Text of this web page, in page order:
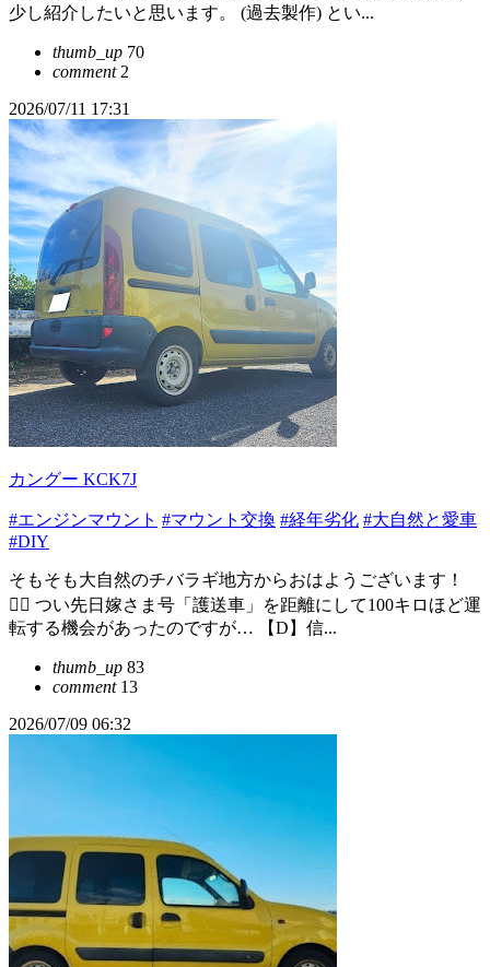
少し紹介したいと思います。 (過去製作) とい...
thumb_up 70
comment2
2026/07/11 17:31
カングー KCK7J
#エンジンマウント #マウント交換 #経年劣化 #大自然と愛車
#DIY
そもそも大自然のチバラギ地方からおはようございます！
🙇‍♂️ つい先日嫁さま号「護送車」を距離にして100キロほど運
転する機会があったのですが… 【D】信...
thumb_up 83
comment13
2026/07/09 06:32